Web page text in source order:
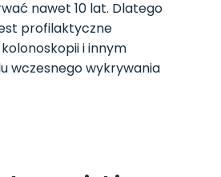
nawet 10 lat. Dlatego
profilaktyczne
i innym
wczesnego wykrywania